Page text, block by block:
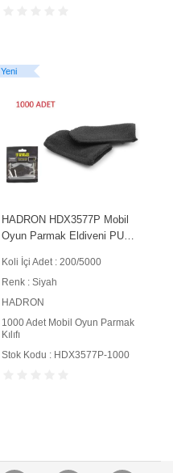
Yeni
HADRON HDX3577P Mobil
Oyun Parmak Eldiveni PUBG
Ekran Uyumlu 1000 Adet
Siyah
Koli İçi Adet : 200/5000
Renk : Siyah
HADRON
1000 Adet Mobil Oyun Parmak
Kılıfı
Stok Kodu : HDX3577P-1000